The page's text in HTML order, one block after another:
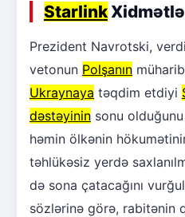
Starlink
Prezident Navrotski,
vetonun Polşanın
Ukraynaya təqdim etdiyi
dəstəyinin sonu
həmin ölkənin
təhlükəsiz yerdə
də sona çatacağını
sözlərinə görə, rabitənin